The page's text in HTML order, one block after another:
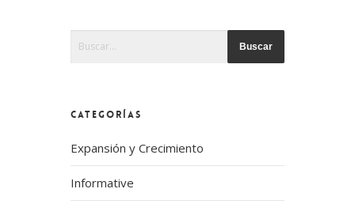
Esto es un campo de búsqueda con una función
CATEGORÍAS
Expansión y Crecimiento
Informative